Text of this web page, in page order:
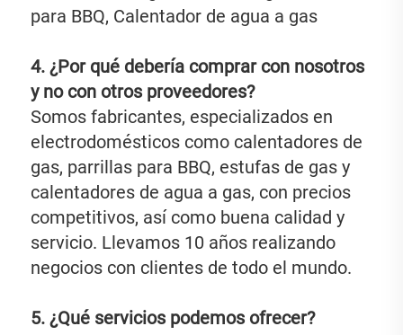
para BBQ, Calentador de agua a gas
4. ¿Por qué debería comprar con nosotros
y no con otros proveedores?
Somos fabricantes, especializados en
electrodomésticos como calentadores de
gas, parrillas para BBQ, estufas de gas y
calentadores de agua a gas, con precios
competitivos, así como buena calidad y
servicio. Llevamos 10 años realizando
negocios con clientes de todo el mundo.
5. ¿Qué servicios podemos ofrecer?